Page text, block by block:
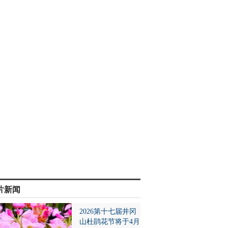
新闻
2026第十七届井冈
山杜鹃花节将于4月